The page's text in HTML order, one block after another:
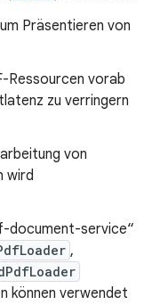
Präsentieren von
Ressourcen vorab
zu verringern
von
wird
document-service“
,
können verwendet